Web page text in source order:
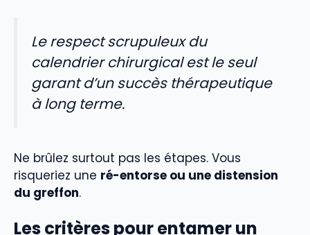
Le respect scrupuleux du
calendrier chirurgical est le seul
garant d’un succès thérapeutique
à long terme.
Ne brûlez surtout pas les étapes. Vous
risqueriez une ré-entorse ou une distension
du greffon.
Les critères pour entamer un